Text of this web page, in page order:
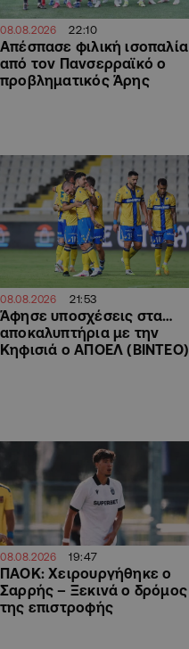
08.08.2026 22:10
Απέσπασε φιλική ισοπαλία
από τον Πανσερραϊκό ο
προβληματικός Άρης
08.08.2026 21:53
Άφησε υποσχέσεις στα…
αποκαλυπτήρια με την
Κηφισιά ο ΑΠΟΕΛ (ΒΙΝΤΕΟ)
08.08.2026 19:47
ΠΑΟΚ: Χειρουργήθηκε ο
Σαρρής – Ξεκινά ο δρόμος
της επιστροφής